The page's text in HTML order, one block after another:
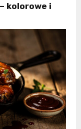
kolorowe i